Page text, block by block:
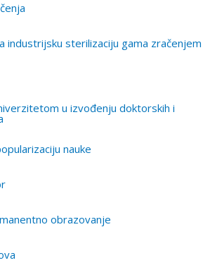
industrijsku sterilizaciju gama zračenjem
u izvođenju doktorskih i
nauke
obrazovanje